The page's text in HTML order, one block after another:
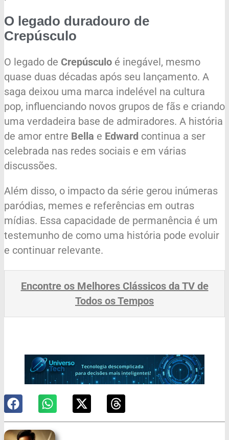
O legado duradouro de
Crepúsculo
O legado de Crepúsculo é inegável, mesmo
quase duas décadas após seu lançamento. A
saga deixou uma marca indelével na cultura
pop, influenciando novos grupos de fãs e criando
uma verdadeira base de admiradores. A história
de amor entre Bella e Edward continua a ser
celebrada nas redes sociais e em várias
discussões.
Além disso, o impacto da série gerou inúmeras
paródias, memes e referências em outras
mídias. Essa capacidade de permanência é um
testemunho de como uma história pode evoluir
e continuar relevante.
Encontre os Melhores Clássicos da TV de
Todos os Tempos